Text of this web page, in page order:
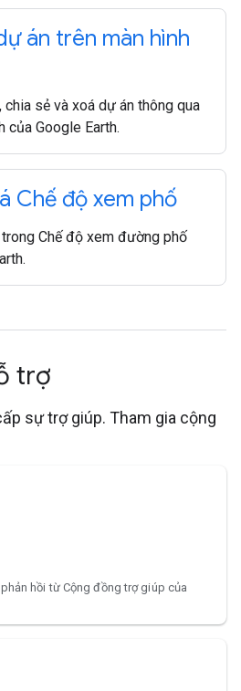
án trên màn hình
chia sẻ và xoá dự án thông qua
của Google Earth.
Chế độ xem phố
Chế độ xem đường phố
trợ
sự trợ giúp. Tham gia cộng
hồi từ Cộng đồng trợ giúp của